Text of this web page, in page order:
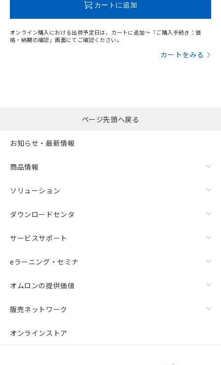
カートに追加
オンライン購入における出荷予定日は、カートに追加～「ご購入手続き：価
格・納期の確認」画面にてご確認ください。
カートをみる
ページ先頭へ戻る
お知らせ・最新情報
商品情報
ソリューション
ダウンロードセンタ
サービスサポート
eラーニング・セミナ
オムロンの提供価値
販売ネットワーク
オンラインストア